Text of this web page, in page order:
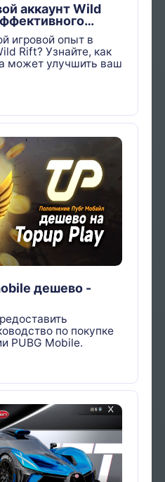
аккаунт Wild
игровой опыт в
Rift? Узнайте, как
может улучшить ваш
дешево -
по покупке
PUBG Mobile.